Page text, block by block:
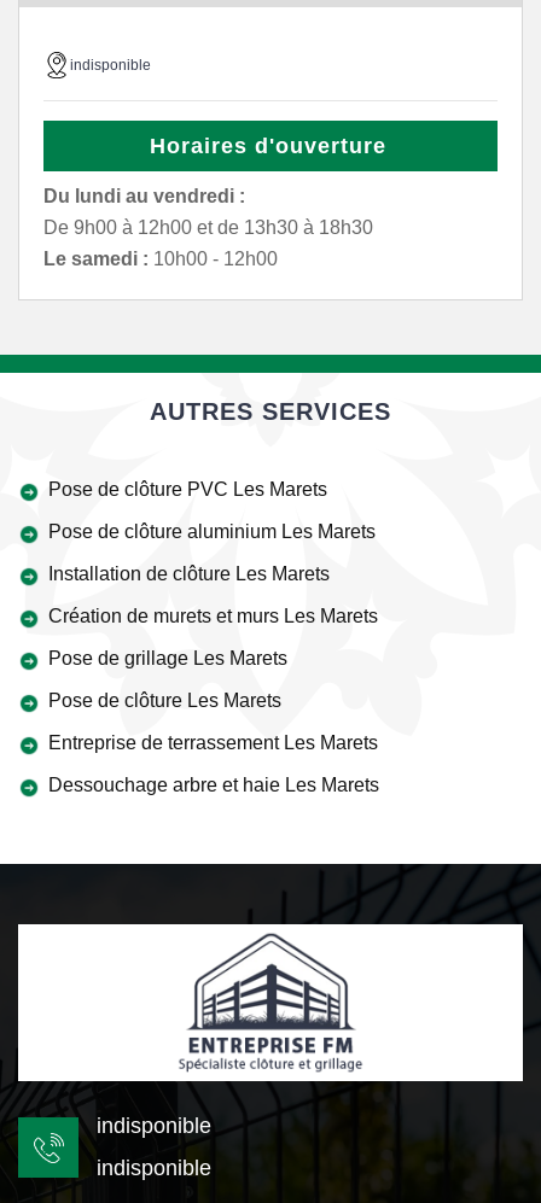
indisponible
Horaires d'ouverture
Du lundi au vendredi :
De 9h00 à 12h00 et de 13h30 à 18h30
Le samedi : 10h00 - 12h00
AUTRES SERVICES
Pose de clôture PVC Les Marets
Pose de clôture aluminium Les Marets
Installation de clôture Les Marets
Création de murets et murs Les Marets
Pose de grillage Les Marets
Pose de clôture Les Marets
Entreprise de terrassement Les Marets
Dessouchage arbre et haie Les Marets
indisponible
indisponible